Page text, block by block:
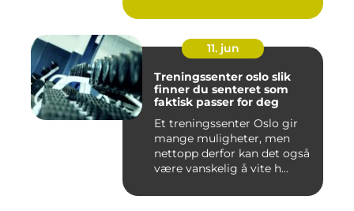
11. jun
Treningssenter oslo slik
finner du senteret som
faktisk passer for deg
Et treningssenter Oslo gir
mange muligheter, men
nettopp derfor kan det også
være vanskelig å vite h...